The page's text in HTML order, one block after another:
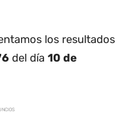
los resultados
del día 10 de